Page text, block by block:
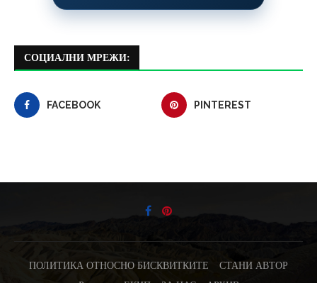
СОЦИАЛНИ МРЕЖИ:
FACEBOOK PINTEREST
ПОЛИТИКА ОТНОСНО БИСКВИТКИТЕ
СТАНИ АВТОР